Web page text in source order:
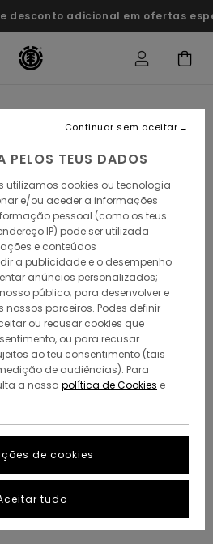
adicional em ofertas
PELOS TEUS DADOS
utilizamos cookies ou tecnologia
e/ou aceder a informações
pessoal (como os teus
IP) pode ser utilizada
e conteúdos
a publicidade e o desempenho
anúncios personalizados;
público; para desenvolver e
parceiros. Podes definir
ou recusar cookies que
ou para recusar
ao teu consentimento (tais
de audiências). Para
a nossa política de Cookies e
de cookies
Continuar sem aceitar
tudo